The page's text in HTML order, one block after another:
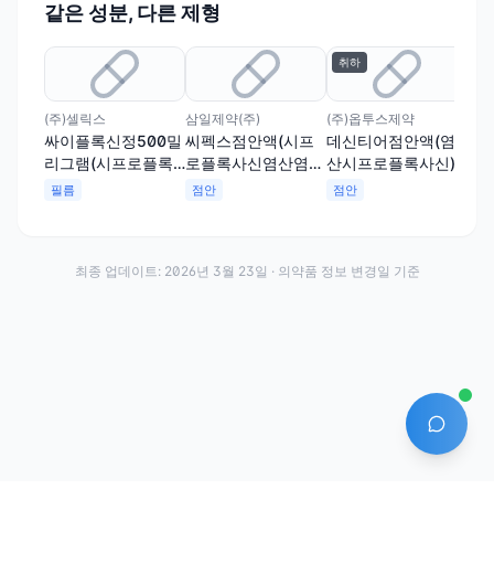
같은 성분, 다른 제형
(주)셀릭스
싸이플록신정500밀
리그램(시프로플록
사신염산염수화물)
필름
삼일제약(주)
씨펙스점안액(시프
로플록사신염산염수
화물)
점안
취하
(주)옵투스제약
데신티어점안액(염
산시프로플록사신)
(수출용)
점안
AI 에이
최종 업데이트: 2026년 3월 23일 · 의약품 정보 변경일 기준